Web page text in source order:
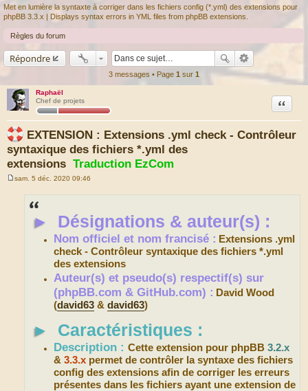
Met en lumière la syntaxte à corriger dans les fichiers config (*.yml) des extensions pour
phpBB 3.3.x | Displays syntax errors in YML files from phpBB extensions.
Règles du forum
Répondre
3 messages • Page 1 sur 1
Raphaël
Chef de projets
EXTENSION : Extensions .yml check - Contrôleur
syntaxique des fichiers *.yml des
extensions Traduction EzCom
Citation
sam. 5 déc. 2020 09:46
► Désignations & auteur(s) :
Nom officiel et nom francisé : Extensions .yml
check - Contrôleur syntaxique des fichiers *.yml
des extensions
Auteur(s) et pseudo(s) respectif(s) sur
(phpBB.com & GitHub.com) : David Wood
(david63 &david63)
► Caractéristiques :
Description :Cette extension pour phpBB3.2.x
&3.3.x permet de contrôler la syntaxe des fichiers
config des extensions afin de corriger les erreurs
présentes dans les fichiers ayant une extension de